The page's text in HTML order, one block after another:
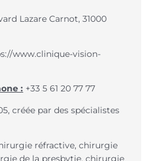
Lazare Carnot, 31000
www.clinique-vision-
: +33 5 61 20 77 77
créée par des spécialistes
réfractive, chirurgie
de la presbytie, chirurgie